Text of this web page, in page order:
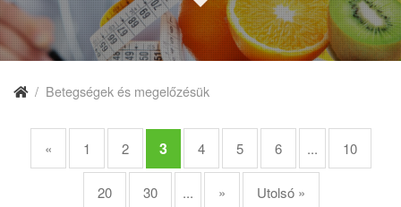
/ Betegségek és megelőzésük
« 1 2 3 4 5 6 ... 10
20 30 ... » Utolsó »